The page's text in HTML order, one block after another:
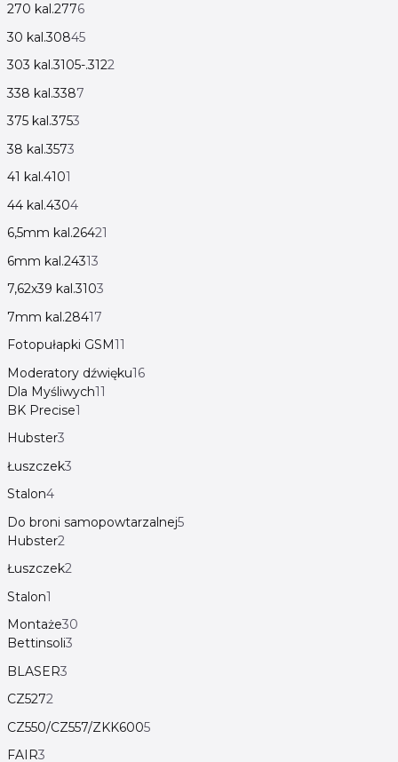
270 kal.2776
30 kal.30845
303 kal.3105-.3122
338 kal.3387
375 kal.3753
38 kal.3573
41 kal.4101
44 kal.4304
6,5mm kal.26421
6mm kal.24313
7,62x39 kal.3103
7mm kal.28417
Fotopułapki GSM11
Moderatory dźwięku16
Dla Myśliwych11
BK Precise1
Hubster3
Łuszczek3
Stalon4
Do broni samopowtarzalnej5
Hubster2
Łuszczek2
Stalon1
Montaże30
Bettinsoli3
BLASER3
CZ5272
CZ550/CZ557/ZKK6005
FAIR3